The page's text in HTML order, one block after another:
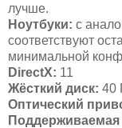
лучше.
Ноутбуки: с
соответствуют
минимальной
DirectX: 11
Жёсткий диск: 40
Оптический